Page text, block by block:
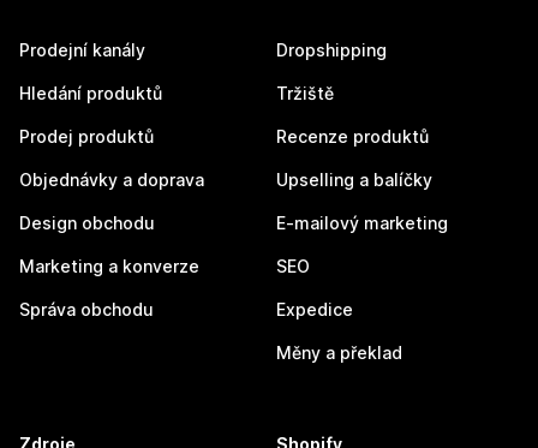
Prodejní kanály
Hledání produktů
Prodej produktů
Objednávky a doprava
Design obchodu
Marketing a konverze
Správa obchodu
Dropshipping
Tržiště
Recenze produktů
Upselling a balíčky
E-mailový marketing
SEO
Expedice
Měny a překlad